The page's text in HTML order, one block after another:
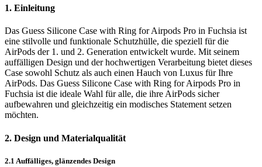
1. Einleitung
Das Guess Silicone Case with Ring for Airpods Pro in Fuchsia ist
eine stilvolle und funktionale Schutzhülle, die speziell für die
AirPods der 1. und 2. Generation entwickelt wurde. Mit seinem
auffälligen Design und der hochwertigen Verarbeitung bietet dieses
Case sowohl Schutz als auch einen Hauch von Luxus für Ihre
AirPods. Das Guess Silicone Case with Ring for Airpods Pro in
Fuchsia ist die ideale Wahl für alle, die ihre AirPods sicher
aufbewahren und gleichzeitig ein modisches Statement setzen
möchten.
2. Design und Materialqualität
2.1 Auffälliges, glänzendes Design